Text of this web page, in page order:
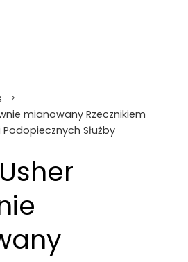
mianowany Rzecznikiem
Służby